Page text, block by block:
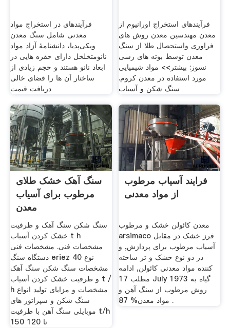
فرآیندهای در استخراج مواد
معدنی شامل سنگ معدن
ویکی‌پدیا، دانشنامهٔ آزاد مواد
نانومتخلخل دارای حفره هایی در
ابعاد نانو هستند و حجم زیادی از
ساختار آن ها را فضای خالی
دریافت قیمت
فرآیندهای استخراج اورانیوم از
معدن مهندسین معدن روش های
فراوری واستحصال طلا از سنگ
معدن توسط بوته های رسی
نسوز: بیشتر>> مواد شیمیایی
مورد استفاده در معدن کروم.
سنگ شکن و آسیاب
سنگ آهک خشک طلای
مرطوب برای آسیاب
معدن
سنگ شکن سنگ آهک و ظرفیت
خشک کردن آسیاب t h
مشخصات فنی. مشخصات فنی
دستگاه سنگ eriez نوع 40
مشخصات سنگ شکن سنگ آهک
و ظرفیت خشک کردن آسیاب t /
h مشخصات و مزایای تولید انواع
سنگ شکن و سپراتور های
موبایلی سنگ آهن با ظرفیت t/h
150 تا 120
فرایند آسیاب مرطوب
از مواد معدنی
معدن کائولن خشک و مرطوب
arsimaco فرز خشک در مقابل
آسیاب مرطوب برای پردازش, و
در دو نوع خشک و تر ساخته
کننده مواد معدنی کائولن, ادامه
مطلب 17 July 1973 گیاه به
روش مرطوب از سنگ آهن و
مواد معدن% 87 .